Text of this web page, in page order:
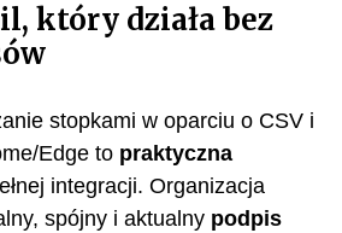
który działa bez
stopkami w oparciu o CSV i
Edge to praktyczna
integracji. Organizacja
spójny i aktualny podpis